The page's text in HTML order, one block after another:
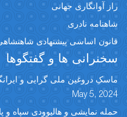
راز آوانگاری جهانی
شاهنامه نادری
قانون اساسی پیشنهادی
سخنرانی ها و گفتگوها
ماسکِ دروغین ملی گرایی و
May 5, 2024
حمله نمایشی و هالیوودی سپاه و پاسخ